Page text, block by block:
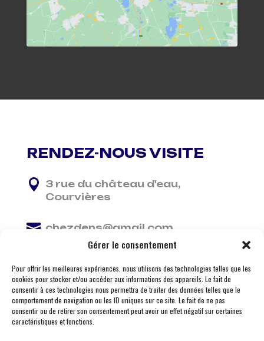
Gérer le consentement
Pour offrir les meilleures expériences, nous utilisons des technologies telles que les
cookies pour stocker et/ou accéder aux informations des appareils. Le fait de
consentir à ces technologies nous permettra de traiter des données telles que le
comportement de navigation ou les ID uniques sur ce site. Le fait de ne pas
consentir ou de retirer son consentement peut avoir un effet négatif sur certaines
caractéristiques et fonctions.
RENDEZ-NOUS VISITE
 3 rue du château d'eau,
Courvières
 chezdens@gmail.com